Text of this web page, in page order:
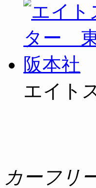
エイト
カーフリ